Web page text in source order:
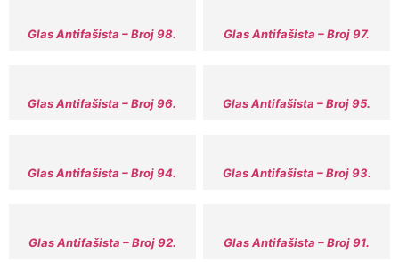
Glas Antifašista – Broj 98. Glas Antifašista – Broj 97.
Glas Antifašista – Broj 96. Glas Antifašista – Broj 95.
Glas Antifašista – Broj 94. Glas Antifašista – Broj 93.
Glas Antifašista – Broj 92. Glas Antifašista – Broj 91.